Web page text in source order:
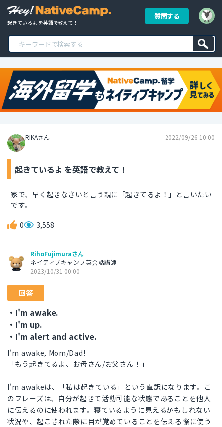
起きているよ を英語で教えて！
質問する
RIKAさん 2022/09/26 10:00
起きているよ を英語で教えて！
家で、早く起きなさいと言う親に「起きてるよ！」と言いたい
です。
0 3,558
RihoFujimuraさん
ネイティブキャンプ英会話講師
2023/10/31 00:00
回答
・I'm awake.
・I'm up.
・I'm alert and active.
I'm awake, Mom/Dad!
「もう起きてるよ、お母さん/お父さん！」
I'm awakeは、「私は起きている」という直訳になります。こ
のフレーズは、自分が起きて活動可能な状態であることを他人
に伝えるのに使われます。寝ているように見えるかもしれない
状況や、起こされた際に目が覚めていることを伝える際に使う